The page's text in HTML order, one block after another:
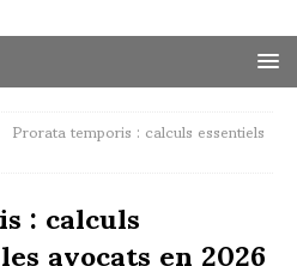
Prorata temporis : calculs essentiels
: calculs